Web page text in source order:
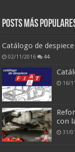
Posts más
Catálogo de
02/11/2016 44
16/
con
31/